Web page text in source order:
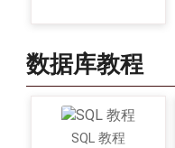
数据库教程
SQL 教程